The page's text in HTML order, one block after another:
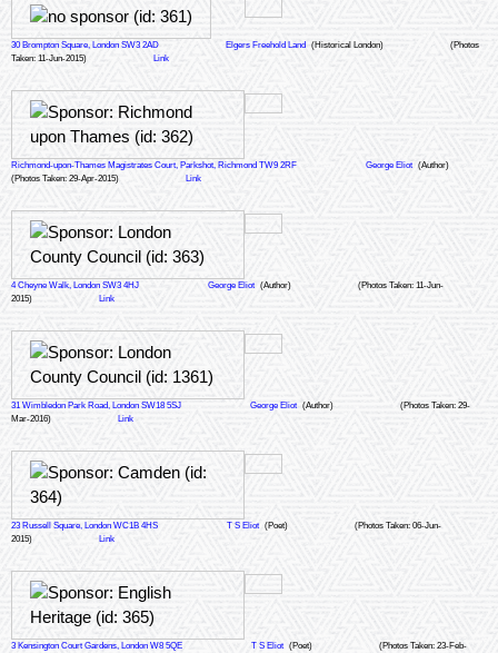
30 Brompton Square, London SW3 2AD Elgers Freehold Land (Historical London)
(Photos
Taken: 11-Jun-2015)
Link
Richmond-upon-Thames Magistrates Court, Parkshot, Richmond TW9 2RF George Eliot (Author)
(Photos Taken: 29-Apr-2015)
Link
4 Cheyne Walk, London SW3 4HJ George Eliot (Author)
(Photos Taken: 11-Jun-
2015)
Link
31 Wimbledon Park Road, London SW18 5SJ George Eliot (Author)
(Photos Taken: 29-
Mar-2016)
Link
23 Russell Square, London WC1B 4HS T S Eliot (Poet)
(Photos Taken: 06-Jun-
2015)
Link
3 Kensington Court Gardens, London W8 5QE T S Eliot (Poet)
(Photos Taken: 23-Feb-